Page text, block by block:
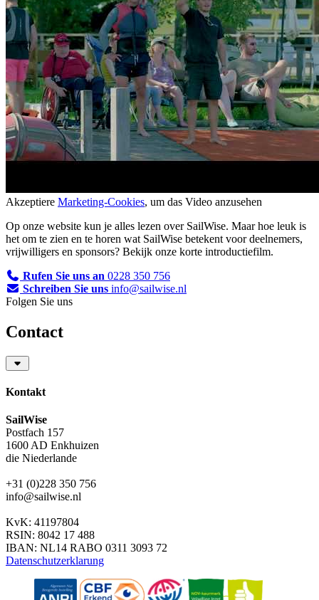
Akzeptiere Marketing-Cookies, um das Video anzusehen
Op onze website kun je alles lezen over SailWise. Maar hoe leuk is
het om te zien en te horen wat SailWise betekent voor deelnemers,
vrijwilligers en sponsors? Bekijk onze korte introductiefilm.
Rufen Sie uns an 0228 350 756
Schreiben Sie uns info@sailwise.nl
Folgen Sie uns
Contact
Kontakt
SailWise
Postfach 157
1600 AD Enkhuizen
die Niederlande
+31 (0)228 350 756
info@sailwise.nl
KvK: 41197804
RSIN: 8042 17 488
IBAN: NL14 RABO 0311 3093 72
Datenschutzerklarung